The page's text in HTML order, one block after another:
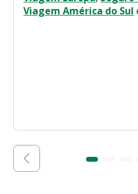
Viagem América do Sul